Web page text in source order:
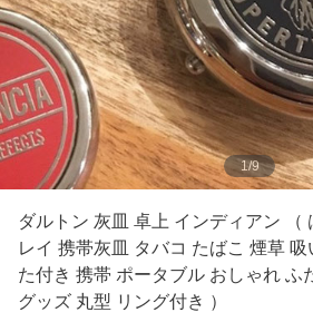
1/9
ダルトン 灰皿 卓上 インディアン （
レイ 携帯灰皿 タバコ たばこ 煙草
た付き 携帯 ポータブル おしゃれ ふ
グッズ 丸型 リング付き ）